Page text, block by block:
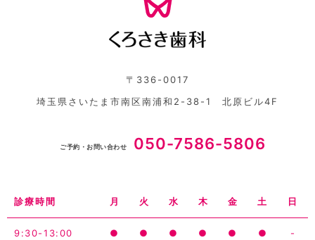
〒336-0017
埼玉県さいたま市南区南浦和2-38-1 北原ビル4F
ご予約・お問い合わせ 050-7586-5806
診療時間 月 火 水 木 金 土 日
9:30-13:00 ● ● ● ● ● ● -